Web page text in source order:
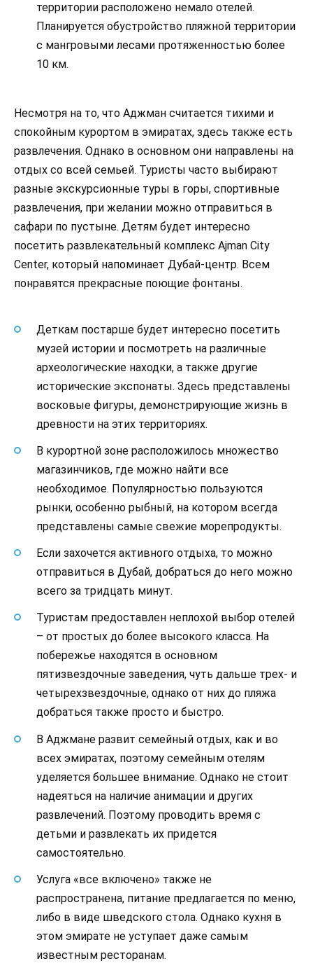
территории расположено немало отелей.
Планируется обустройство пляжной территории
с мангровыми лесами протяженностью более
10 км.
Несмотря на то, что Аджман считается тихими и
спокойным курортом в эмиратах, здесь также есть
развлечения. Однако в основном они направлены на
отдых со всей семьей. Туристы часто выбирают
разные экскурсионные туры в горы, спортивные
развлечения, при желании можно отправиться в
сафари по пустыне. Детям будет интересно
посетить развлекательный комплекс Ajman City
Center, который напоминает Дубай-центр. Всем
понравятся прекрасные поющие фонтаны.
Деткам постарше будет интересно посетить
музей истории и посмотреть на различные
археологические находки, а также другие
исторические экспонаты. Здесь представлены
восковые фигуры, демонстрирующие жизнь в
древности на этих территориях.
В курортной зоне расположилось множество
магазинчиков, где можно найти все
необходимое. Популярностью пользуются
рынки, особенно рыбный, на котором всегда
представлены самые свежие морепродукты.
Если захочется активного отдыха, то можно
отправиться в Дубай, добраться до него можно
всего за тридцать минут.
Туристам предоставлен неплохой выбор отелей
– от простых до более высокого класса. На
побережье находятся в основном
пятизвездочные заведения, чуть дальше трех- и
четырехзвездочные, однако от них до пляжа
добраться также просто и быстро.
В Аджмане развит семейный отдых, как и во
всех эмиратах, поэтому семейным отелям
уделяется большее внимание. Однако не стоит
надеяться на наличие анимации и других
развлечений. Поэтому проводить время с
детьми и развлекать их придется
самостоятельно.
Услуга «все включено» также не
распространена, питание предлагается по меню,
либо в виде шведского стола. Однако кухня в
этом эмирате не уступает даже самым
известным ресторанам.